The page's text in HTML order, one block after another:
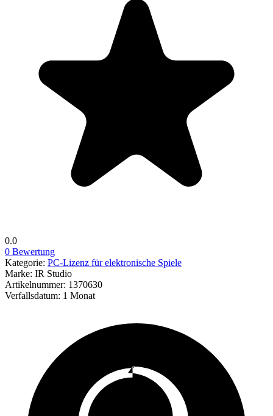
0.0
0 Bewertung
Kategorie: PC-Lizenz für elektronische Spiele
Marke: IR Studio
Artikelnummer: 1370630
Verfallsdatum: 1 Monat